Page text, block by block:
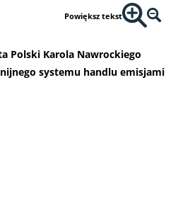
Powiększ tekst
Polski Karola Nawrockiego
systemu handlu emisjami